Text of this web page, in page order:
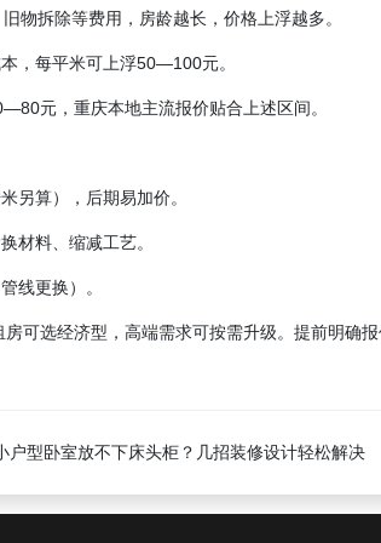
拆除等费用，房龄越长，价格上浮越多。
，每平米可上浮50—100元。
元，重庆本地主流报价贴合上述区间。
另算），后期易加价。
材料、缩减工艺。
线更换）。
可选经济型，高端需求可按需升级。提前明确
户型卧室放不下床头柜？几招装修设计轻松解决